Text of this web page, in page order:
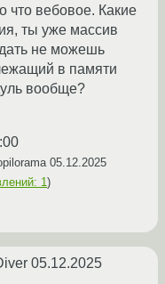
что вебовое. Какие
ты уже массив
не можешь
в памяти
вообще?
05.12.2025
1)
05.12.2025